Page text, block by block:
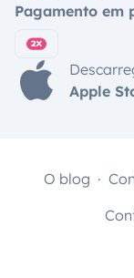
Pagamento em
Apple
O blog